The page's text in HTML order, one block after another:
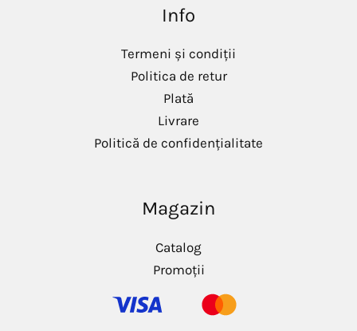
Info
Termeni și condiții
Politica de retur
Plată
Livrare
Politică de confidențialitate
Magazin
Catalog
Promoții